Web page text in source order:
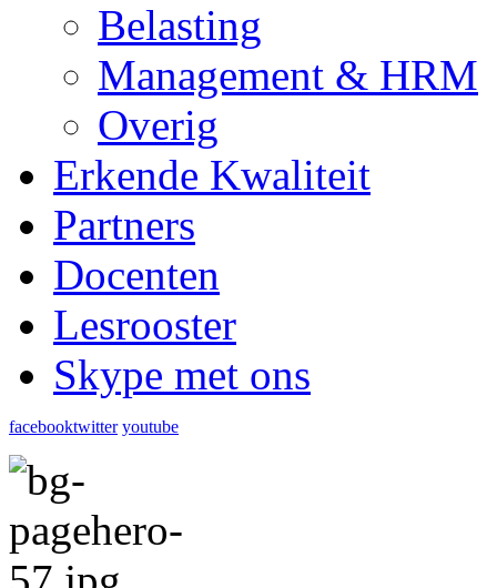
Belasting
Management & HRM
Overig
Erkende Kwaliteit
Partners
Docenten
Lesrooster
Skype met ons
facebooktwitter youtube